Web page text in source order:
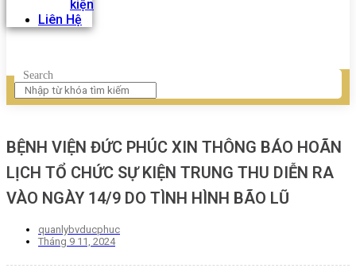
kiện
Liên Hệ
Search
BỆNH VIỆN ĐỨC PHÚC XIN THÔNG BÁO HOÃN
LỊCH TỔ CHỨC SỰ KIỆN TRUNG THU DIỄN RA
VÀO NGÀY 14/9 DO TÌNH HÌNH BÃO LŨ
quanlybvducphuc
Tháng 9 11, 2024